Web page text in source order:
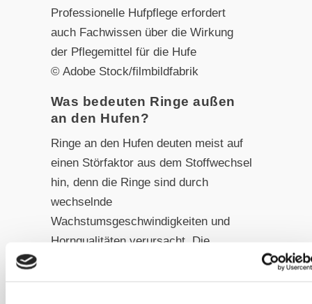
Professionelle Hufpflege erfordert
auch Fachwissen über die Wirkung
der Pflegemittel für die Hufe
© Adobe Stock/filmbildfabrik
Was bedeuten Ringe außen
an den Hufen?
Ringe an den Hufen deuten meist auf
einen Störfaktor aus dem Stoffwechsel
hin, denn die Ringe sind durch
wechselnde
Wachstumsgeschwindigkeiten und
Hornqualitäten verursacht. Die